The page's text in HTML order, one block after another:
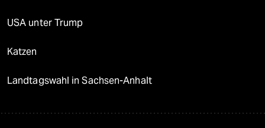
USA unter Trump
Katzen
Landtagswahl in Sachsen-Anhalt